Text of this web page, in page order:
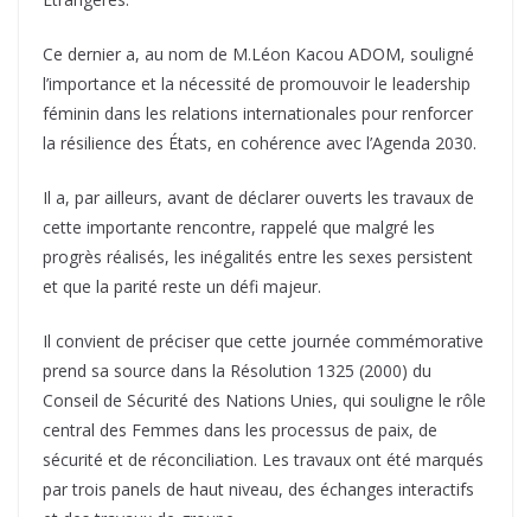
Ce dernier a, au nom de M.Léon Kacou ADOM, souligné
l’importance et la nécessité de promouvoir le leadership
féminin dans les relations internationales pour renforcer
la résilience des États, en cohérence avec l’Agenda 2030.
Il a, par ailleurs, avant de déclarer ouverts les travaux de
cette importante rencontre, rappelé que malgré les
progrès réalisés, les inégalités entre les sexes persistent
et que la parité reste un défi majeur.
Il convient de préciser que cette journée commémorative
prend sa source dans la Résolution 1325 (2000) du
Conseil de Sécurité des Nations Unies, qui souligne le rôle
central des Femmes dans les processus de paix, de
sécurité et de réconciliation. Les travaux ont été marqués
par trois panels de haut niveau, des échanges interactifs